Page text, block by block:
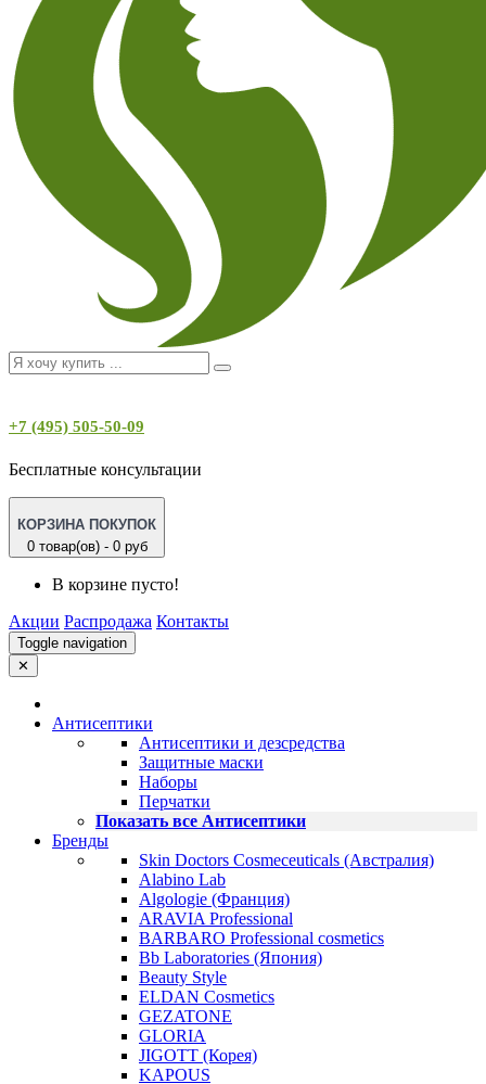
+7 (495) 505-50-09
Бесплатные консультации
КОРЗИНА ПОКУПОК
0 товар(ов) - 0 руб
В корзине пусто!
Акции Распродажа Контакты
Toggle navigation
✕
Антисептики
Антисептики и дезсредства
Защитные маски
Наборы
Перчатки
Показать все Антисептики
Бренды
Skin Doctors Cosmeceuticals (Австралия)
Alabino Lab
Algologie (Франция)
ARAVIA Professional
BARBARO Professional cosmetics
Bb Laboratories (Япония)
Beauty Style
ELDAN Cosmetics
GEZATONE
GLORIA
JIGOTT (Корея)
KAPOUS